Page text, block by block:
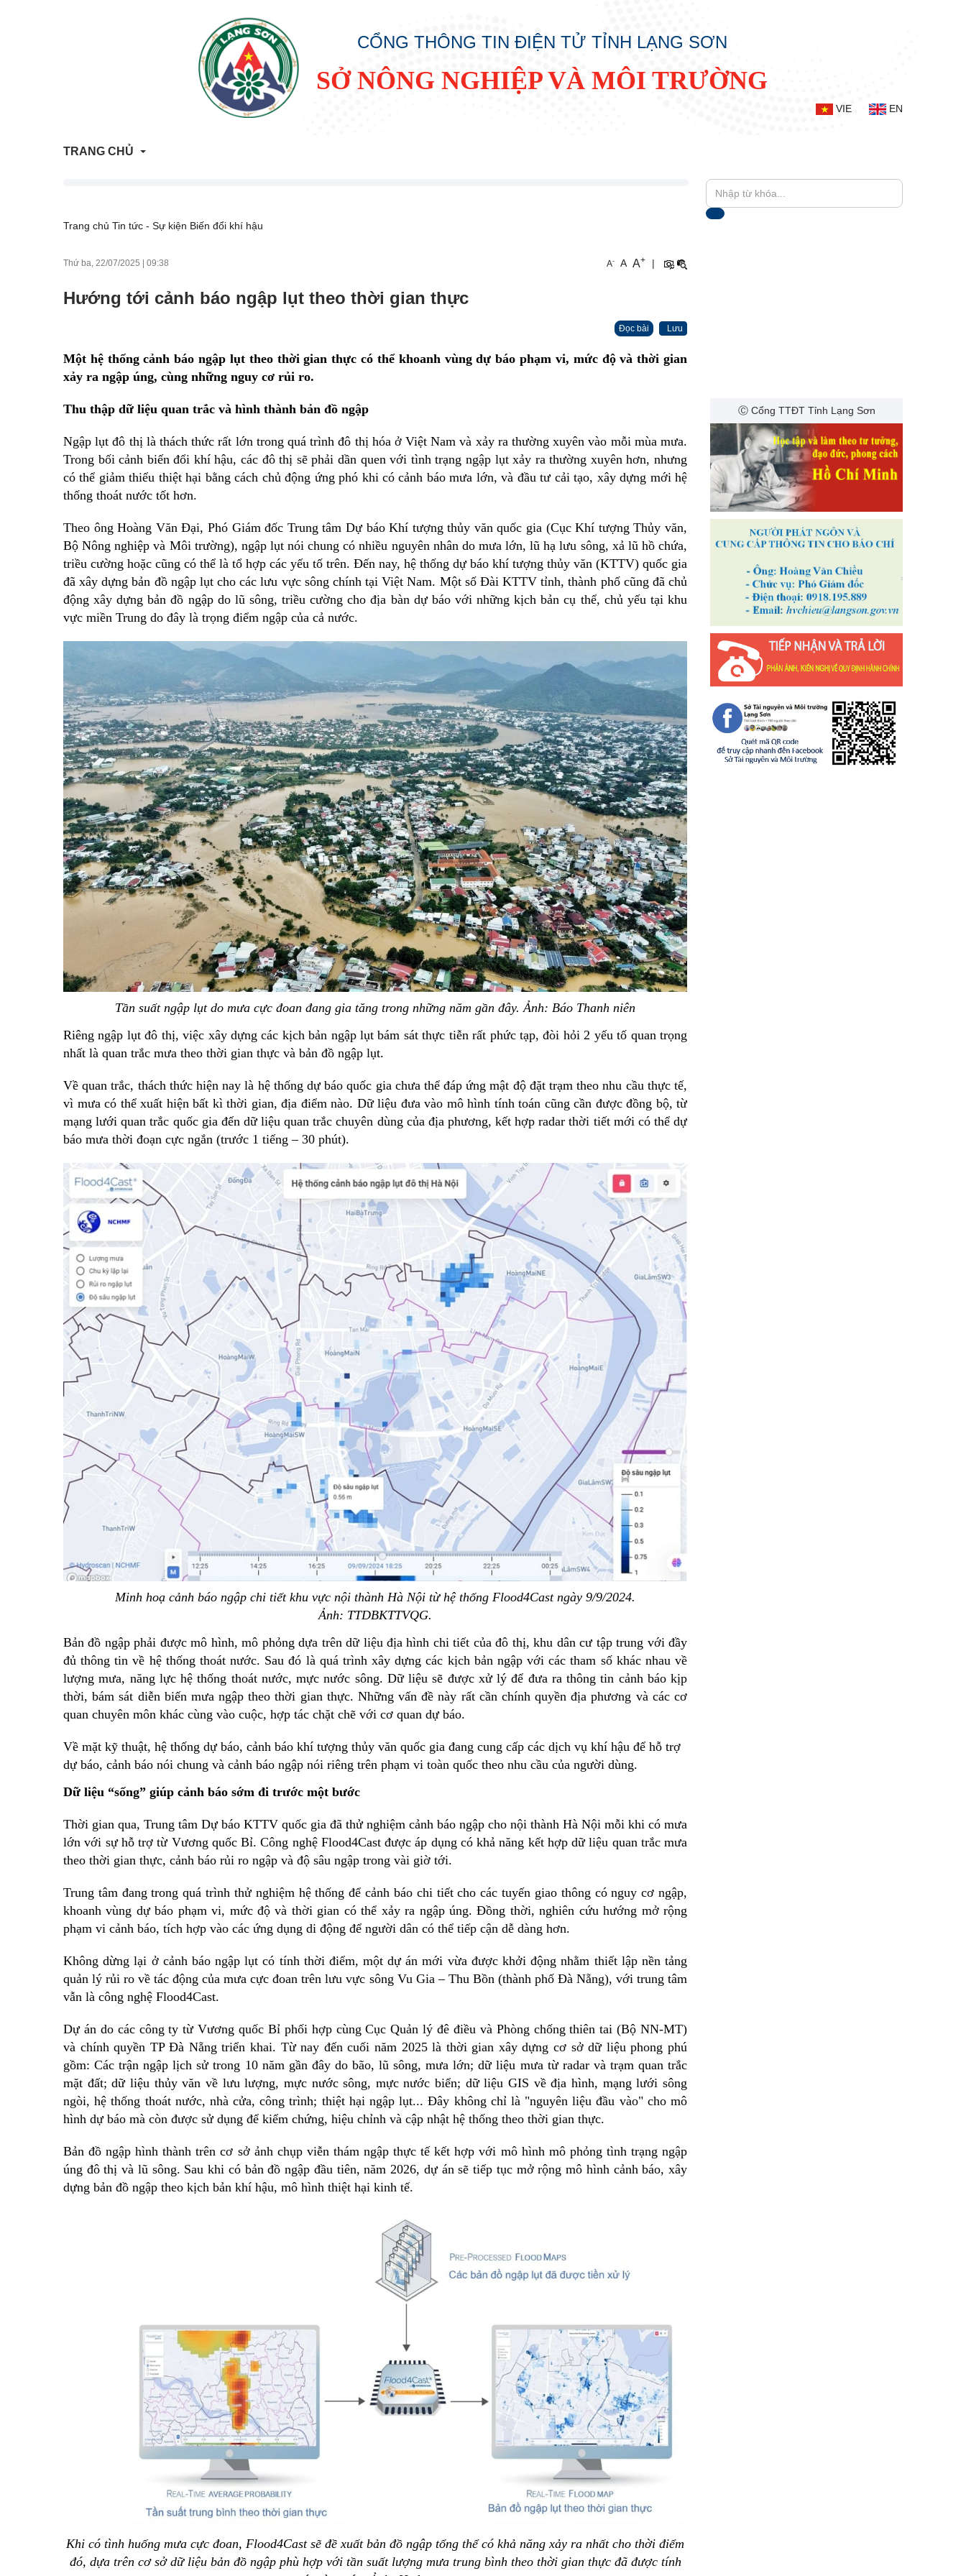
CỔNG THÔNG TIN ĐIỆN TỬ TỈNH LẠNG SƠN
SỞ NÔNG NGHIỆP VÀ MÔI TRƯỜNG
VIE EN
TRANG CHỦ
Trang tham vấn đánh giá tác động môi trường
Tuyển dụng
Danh sách tự công bố sản phẩm
Thông báo hoạt động sản xuất kinh doanh
ocop tỉnh lạng sơn
Nông nghiệp thông minh
Trang chủ Tin tức - Sự kiện Biến đổi khí hậu
Thứ ba, 22/07/2025 | 09:38 A- A A+ |
Hướng tới cảnh báo ngập lụt theo thời gian thực
Đọc bài Lưu
Một hệ thống cảnh báo ngập lụt theo thời gian thực có thể khoanh vùng dự báo phạm vi, mức độ và thời gian
xảy ra ngập úng, cùng những nguy cơ rủi ro.
Thu thập dữ liệu quan trắc và hình thành bản đồ ngập
Ngập lụt đô thị là thách thức rất lớn trong quá trình đô thị hóa ở Việt Nam và xảy ra thường xuyên vào mỗi mùa mưa.
Trong bối cảnh biến đổi khí hậu, các đô thị sẽ phải dần quen với tình trạng ngập lụt xảy ra thường xuyên hơn, nhưng
có thể giảm thiểu thiệt hại bằng cách chủ động ứng phó khi có cảnh báo mưa lớn, và đầu tư cải tạo, xây dựng mới hệ
thống thoát nước tốt hơn.
Theo ông Hoàng Văn Đại, Phó Giám đốc Trung tâm Dự báo Khí tượng thủy văn quốc gia (Cục Khí tượng Thủy văn,
Bộ Nông nghiệp và Môi trường), ngập lụt nói chung có nhiều nguyên nhân do mưa lớn, lũ hạ lưu sông, xả lũ hồ chứa,
triều cường hoặc cũng có thể là tổ hợp các yếu tố trên. Đến nay, hệ thống dự báo khí tượng thủy văn (KTTV) quốc gia
đã xây dựng bản đồ ngập lụt cho các lưu vực sông chính tại Việt Nam. Một số Đài KTTV tỉnh, thành phố cũng đã chủ
động xây dựng bản đồ ngập do lũ sông, triều cường cho địa bàn dự báo với những kịch bản cụ thể, chủ yếu tại khu
vực miền Trung do đây là trọng điểm ngập của cả nước.
Tần suất ngập lụt do mưa cực đoan đang gia tăng trong những năm gần đây. Ảnh: Báo Thanh niên
Riêng ngập lụt đô thị, việc xây dựng các kịch bản ngập lụt bám sát thực tiễn rất phức tạp, đòi hỏi 2 yếu tố quan trọng
nhất là quan trắc mưa theo thời gian thực và bản đồ ngập lụt.
Về quan trắc, thách thức hiện nay là hệ thống dự báo quốc gia chưa thể đáp ứng mật độ đặt trạm theo nhu cầu thực tế,
vì mưa có thể xuất hiện bất kì thời gian, địa điểm nào. Dữ liệu đưa vào mô hình tính toán cũng cần được đồng bộ, từ
mạng lưới quan trắc quốc gia đến dữ liệu quan trắc chuyên dùng của địa phương, kết hợp radar thời tiết mới có thể dự
báo mưa thời đoạn cực ngắn (trước 1 tiếng – 30 phút).
Minh hoạ cảnh báo ngập chi tiết khu vực nội thành Hà Nội từ hệ thống Flood4Cast ngày 9/9/2024.
Ảnh: TTDBKTTVQG.
Bản đồ ngập phải được mô hình, mô phỏng dựa trên dữ liệu địa hình chi tiết của đô thị, khu dân cư tập trung với đầy
đủ thông tin về hệ thống thoát nước. Sau đó là quá trình xây dựng các kịch bản ngập với các tham số khác nhau về
lượng mưa, năng lực hệ thống thoát nước, mực nước sông. Dữ liệu sẽ được xử lý để đưa ra thông tin cảnh báo kịp
thời, bám sát diễn biến mưa ngập theo thời gian thực. Những vấn đề này rất cần chính quyền địa phương và các cơ
quan chuyên môn khác cùng vào cuộc, hợp tác chặt chẽ với cơ quan dự báo.
Về mặt kỹ thuật, hệ thống dự báo, cảnh báo khí tượng thủy văn quốc gia đang cung cấp các dịch vụ khí hậu để hỗ trợ
dự báo, cảnh báo nói chung và cảnh báo ngập nói riêng trên phạm vi toàn quốc theo nhu cầu của người dùng.
Dữ liệu “sống” giúp cảnh báo sớm đi trước một bước
Thời gian qua, Trung tâm Dự báo KTTV quốc gia đã thử nghiệm cảnh báo ngập cho nội thành Hà Nội mỗi khi có mưa
lớn với sự hỗ trợ từ Vương quốc Bỉ. Công nghệ Flood4Cast được áp dụng có khả năng kết hợp dữ liệu quan trắc mưa
theo thời gian thực, cảnh báo rủi ro ngập và độ sâu ngập trong vài giờ tới.
Trung tâm đang trong quá trình thử nghiệm hệ thống để cảnh báo chi tiết cho các tuyến giao thông có nguy cơ ngập,
khoanh vùng dự báo phạm vi, mức độ và thời gian có thể xảy ra ngập úng. Đồng thời, nghiên cứu hướng mở rộng
phạm vi cảnh báo, tích hợp vào các ứng dụng di động để người dân có thể tiếp cận dễ dàng hơn.
Không dừng lại ở cảnh báo ngập lụt có tính thời điểm, một dự án mới vừa được khởi động nhằm thiết lập nền tảng
quản lý rủi ro về tác động của mưa cực đoan trên lưu vực sông Vu Gia – Thu Bồn (thành phố Đà Nẵng), với trung tâm
vẫn là công nghệ Flood4Cast.
Dự án do các công ty từ Vương quốc Bỉ phối hợp cùng Cục Quản lý đê điều và Phòng chống thiên tai (Bộ NN-MT)
và chính quyền TP Đà Nẵng triển khai. Từ nay đến cuối năm 2025 là thời gian xây dựng cơ sở dữ liệu phong phú
gồm: Các trận ngập lịch sử trong 10 năm gần đây do bão, lũ sông, mưa lớn; dữ liệu mưa từ radar và trạm quan trắc
mặt đất; dữ liệu thủy văn về lưu lượng, mực nước sông, mực nước biển; dữ liệu GIS về địa hình, mạng lưới sông
ngòi, hệ thống thoát nước, nhà cửa, công trình; thiệt hại ngập lụt... Đây không chỉ là "nguyên liệu đầu vào" cho mô
hình dự báo mà còn được sử dụng để kiểm chứng, hiệu chỉnh và cập nhật hệ thống theo thời gian thực.
Bản đồ ngập hình thành trên cơ sở ảnh chụp viễn thám ngập thực tế kết hợp với mô hình mô phỏng tình trạng ngập
úng đô thị và lũ sông. Sau khi có bản đồ ngập đầu tiên, năm 2026, dự án sẽ tiếp tục mở rộng mô hình cảnh báo, xây
dựng bản đồ ngập theo kịch bản khí hậu, mô hình thiệt hại kinh tế.
Khi có tình huống mưa cực đoan, Flood4Cast sẽ đề xuất bản đồ ngập tổng thể có khả năng xảy ra nhất cho thời điểm
đó, dựa trên cơ sở dữ liệu bản đồ ngập phù hợp với tần suất lượng mưa trung bình theo thời gian thực đã được tính
Ⓒ Cổng TTĐT Tỉnh Lạng Sơn